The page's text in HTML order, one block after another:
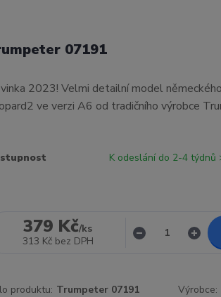
07191
2023! Velmi detailní model
ve verzi A6 od tradičního výrobce
K odeslání do 2-4 týdnů
379 Kč/ks
313 Kč bez DPH
produktu: Trumpeter 07191 Výrobce: